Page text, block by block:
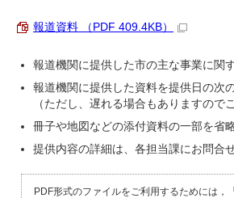
報道資料 （PDF 409.4KB）
報道機関に提供した市の主な事業に関
報道機関に提供した資料を提供日の次
（ただし、遅れる場合もありますので
冊子や地図などの添付資料の一部を省
提供内容の詳細は、各担当課にお問合
PDF形式のファイルをご利用するためには